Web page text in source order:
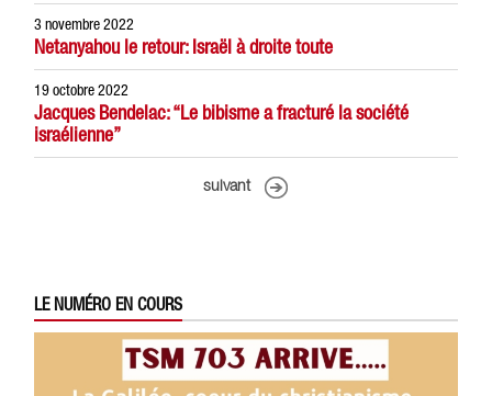
3 novembre 2022
Netanyahou le retour: Israël à droite toute
19 octobre 2022
Jacques Bendelac: “Le bibisme a fracturé la société
israélienne”
suivant
LE NUMÉRO EN COURS